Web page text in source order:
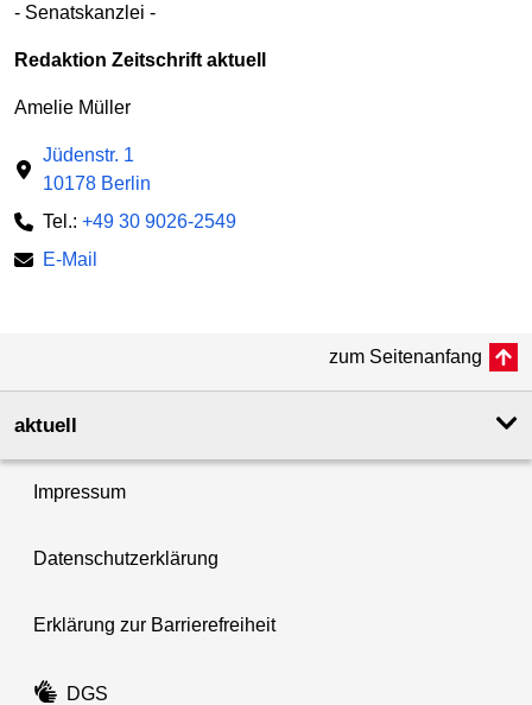
- Senatskanzlei -
Redaktion Zeitschrift aktuell
Amelie Müller
Jüdenstr. 1
10178 Berlin
Tel.: +49 30 9026-2549
E-Mail
zum Seitenanfang
aktuell
Impressum
Datenschutzerklärung
Erklärung zur Barrierefreiheit
DGS